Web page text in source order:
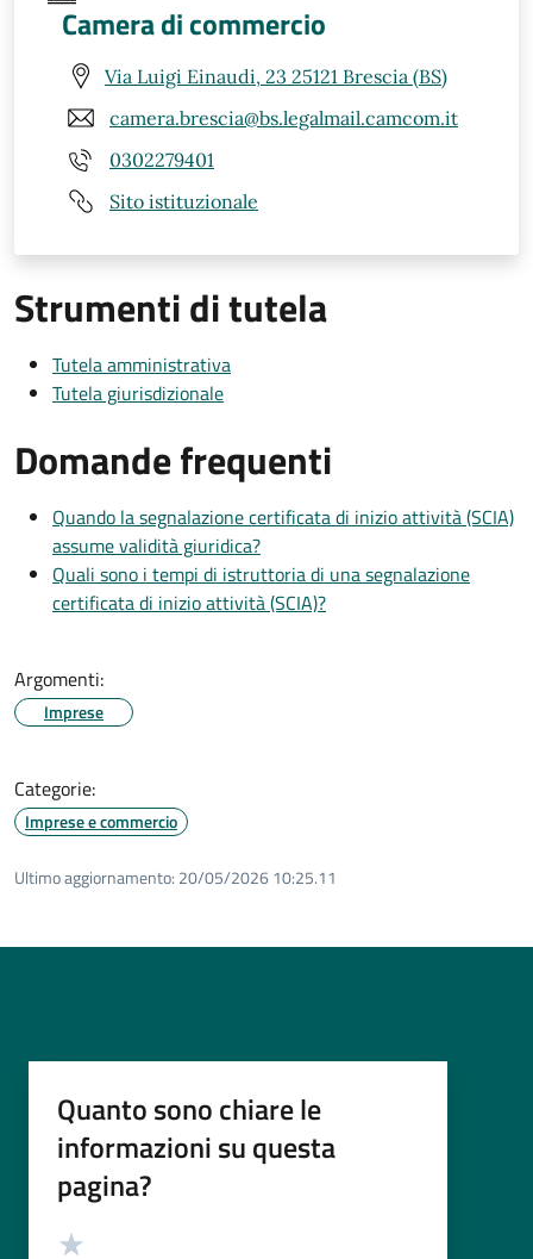
Camera di commercio
Via Luigi Einaudi, 23 25121 Brescia (BS)
camera.brescia@bs.legalmail.camcom.it
0302279401
Sito istituzionale
Strumenti di tutela
Tutela amministrativa
Tutela giurisdizionale
Domande frequenti
Quando la segnalazione certificata di inizio attività (SCIA)
assume validità giuridica?
Quali sono i tempi di istruttoria di una segnalazione
certificata di inizio attività (SCIA)?
Argomenti:
Imprese
Categorie:
Imprese e commercio
Ultimo aggiornamento: 20/05/2026 10:25.11
Quanto sono chiare le
informazioni su questa
pagina?
Valutazione